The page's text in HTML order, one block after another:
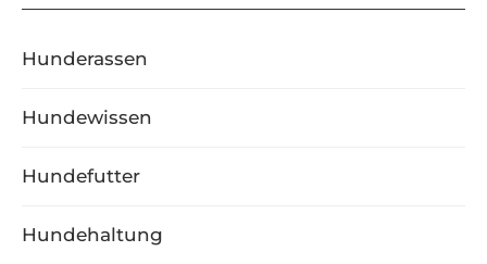
Hunderassen
Hundewissen
Hundefutter
Hundehaltung